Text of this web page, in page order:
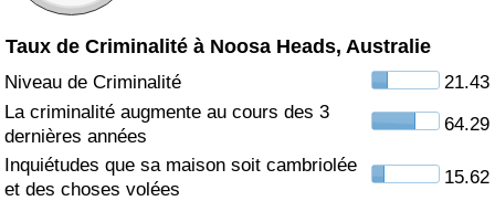
Taux de Criminalité à Noosa Heads, Australie
Niveau de Criminalité
21.43
La criminalité augmente au cours des 3
dernières années
64.29
Inquiétudes que sa maison soit cambriolée
et des choses volées
15.62
Indice de Criminalité (Actuel)
Indice de Criminalité
Indice de criminalité par pays